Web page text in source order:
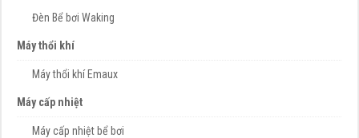
Đèn Bể bơi Waking
Máy thổi khí
Máy thổi khí Emaux
Máy cấp nhiệt
Máy cấp nhiệt bể bơi